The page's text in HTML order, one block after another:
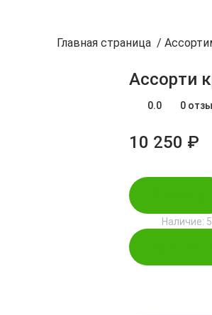
Главная страница /
Ассорти
0.0 0
10 250 ₽
Наличие: